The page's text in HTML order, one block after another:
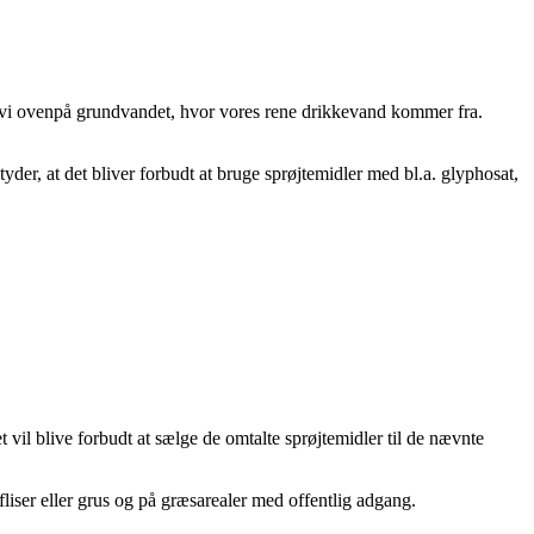
ovenpå grundvandet, hvor vores rene drikkevand kommer fra.
at det bliver forbudt at bruge sprøjtemidler med bl.a. glyphosat,
vil blive forbudt at sælge de omtalte sprøjtemidler til de nævnte
eller grus og på græsarealer med offentlig adgang.